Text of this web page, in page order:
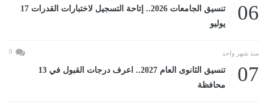
06
تنسيق الجامعات 2026.. إتاحة التسجيل لاختبارات القدرات 17
يوليو
منذ شهر واحد 0
07
تنسيق الثانوى العام 2027.. اعرف درجات القبول في 13
محافظة